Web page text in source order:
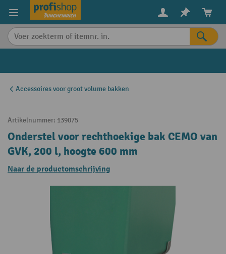
content
Accessoires voor groot volume bakken
Artikelnummer: 139075
Onderstel voor rechthoekige bak CEMO van
GVK, 200 l, hoogte 600 mm
Naar de productomschrijving